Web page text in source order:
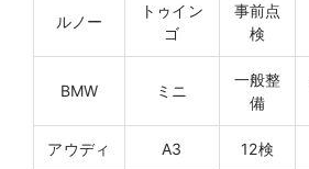
ルノー
トゥイン
ゴ
事前点
検
BMW ミニ
一般整
備
アウディ A3 12検